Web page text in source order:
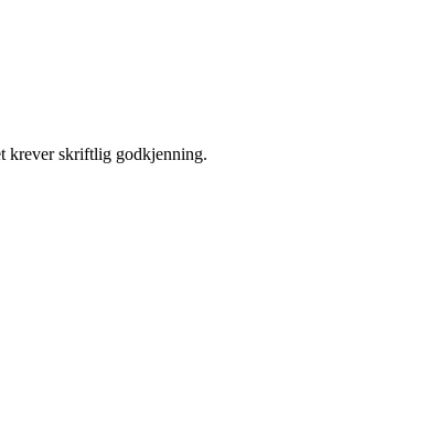
krever skriftlig godkjenning.